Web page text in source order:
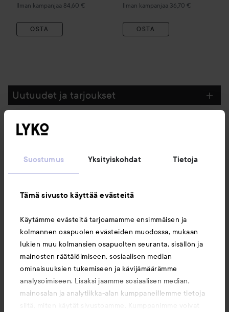
Suostumus Yksityiskohdat Tietoja
Tämä sivusto käyttää evästeitä
Käytämme evästeitä tarjoamamme ensimmäisen ja
kolmannen osapuolen evästeiden muodossa, mukaan
lukien muu kolmansien osapuolten seuranta, sisällön ja
mainosten räätälöimiseen, sosiaalisen median
ominaisuuksien tukemiseen ja kävijämäärämme
analysoimiseen. Lisäksi jaamme sosiaalisen median,
mainosalan ja analytiikka-alan kumppaneillemme tietoja
Ilman kampanjaa 84,60 €
OSTA
Ilman kampanjaa 36,70 €
OSTA
Uutuudet ja tarjoukset
Seuraa meitä
Saattaisit myös tykätä